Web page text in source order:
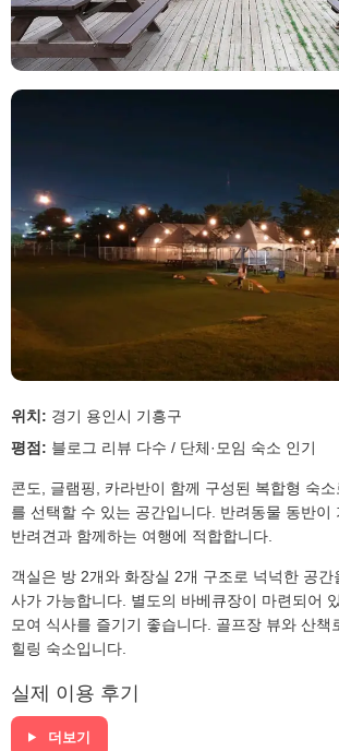
위치: 경기 용인시 기흥구
평점: 블로그 리뷰 다수 / 단체·모임 숙소 인기
콘도, 글램핑, 카라반이 함께 구성된 복합형 숙
를 선택할 수 있는 공간입니다. 반려동물 동반이
반려견과 함께하는 여행에 적합합니다.
객실은 방 2개와 화장실 2개 구조로 넉넉한 공간
사가 가능합니다. 별도의 바베큐장이 마련되어
모여 식사를 즐기기 좋습니다. 골프장 뷰와 산책
힐링 숙소입니다.
실제 이용 후기
더보기